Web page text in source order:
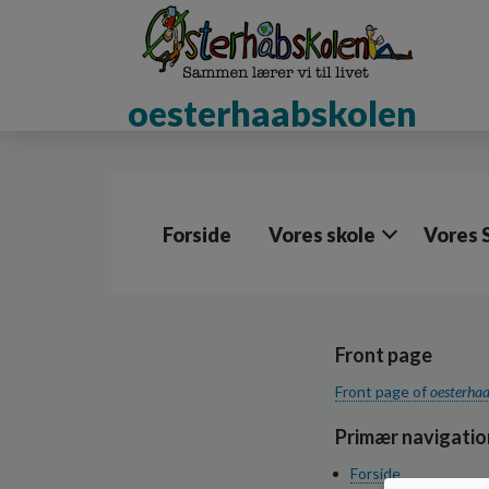
oesterhaabskolen
Forside Vores skole Vores
Front page
Front page of
Primær
Forside